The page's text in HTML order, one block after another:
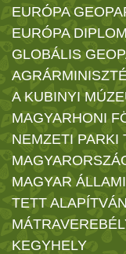
EURÓPA
EURÓPA
GLOBÁLIS
A KUBINYI
MAGYARHONI
NEMZETI PARKI
MAGYAR
TETT
KEGYHELY